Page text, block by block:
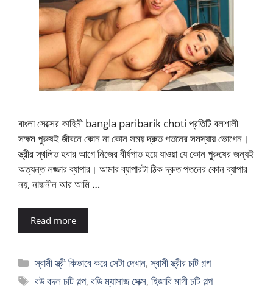
বাংলা সেক্সের কাহিনী bangla paribarik choti প্রতিটি বলশালী
সক্ষম পুরুষই জীবনে কোন না কোন সময় দ্রুত পতনের সমস্যায় ভোগেন।
স্ত্রীর স্থলিত হবার আগে নিজের বীর্যপাত হয়ে যাওয়া যে কোন পুরুষের জন্যই
অত্যন্ত লজ্জার ব্যাপার। আমার ব্যাপারটা ঠিক দ্রুত পতনের কোন ব্যাপার
নয়, নাজনীন আর আমি …
Read more
Categories
স্বামী স্ত্রী কিভাবে করে সেটা দেখান,স্বামী স্ত্রীর চটি গল্প
Tags
বউ বদল চটি গল্প,বডি ম্যাসাজ সেক্স,হিজাবি মাগী চটি গল্প